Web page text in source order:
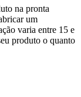
na pronta
um
varia entre 15 e
produto o quanto